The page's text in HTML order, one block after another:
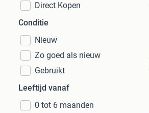
Direct Kopen
Conditie
Nieuw
Zo goed als nieuw
Gebruikt
Leeftijd vanaf
0 tot 6 maanden